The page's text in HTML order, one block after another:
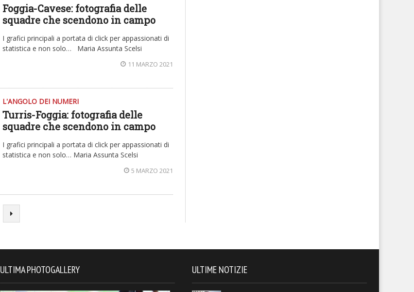
Foggia-Cavese: fotografia delle
squadre che scendono in campo
I grafici principali a portata di click per appassionati di
statistica e non solo… Maria Assunta Scelsi
11 MARZO 2021
L'ANGOLO DEI NUMERI
Turris-Foggia: fotografia delle
squadre che scendono in campo
I grafici principali a portata di click per appassionati di
statistica e non solo… Maria Assunta Scelsi
5 MARZO 2021
ULTIMA PHOTOGALLERY ULTIME NOTIZIE